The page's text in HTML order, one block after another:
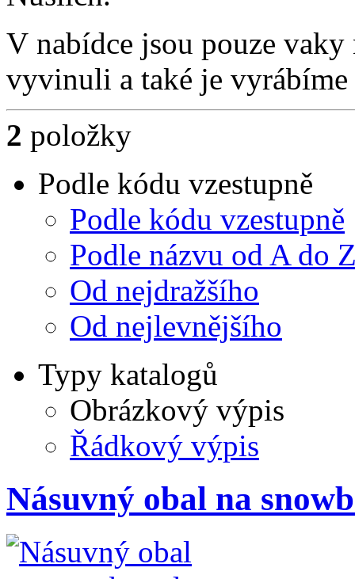
V nabídce jsou pouze vaky
vyvinuli a také je
2 položky
Podle kódu vzestupně
Podle kódu vzestupně
Podle názvu od A do
Od nejdražšího
Od nejlevnějšího
Typy katalogů
Obrázkový výpis
Řádkový výpis
Násuvný obal na